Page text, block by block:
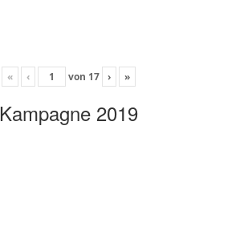
« ‹ von 17 › »
Kampagne 2019